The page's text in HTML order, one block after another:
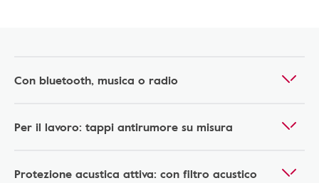
Con bluetooth, musica o radio
Per il lavoro: tappi antirumore su misura
Protezione acustica attiva: con filtro acustico